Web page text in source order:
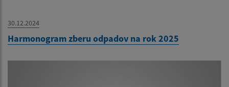
30.12.2024
Harmonogram zberu odpadov na rok 2025